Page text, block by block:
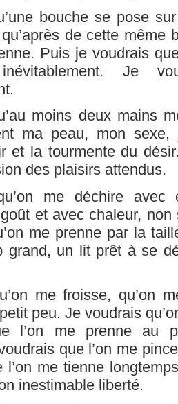
bouche se pose
de cette même
Puis je voudrais
Je
moins deux mains
ma peau, mon
et la tourmente du
des plaisirs attendus.
me déchire avec
et avec chaleur,
me prenne par la
grand, un lit prêt à se
me froisse, qu’on
peu. Je voudrais
l’on me prenne au
que l’on me
l’on me tienne
inestimable liberté.